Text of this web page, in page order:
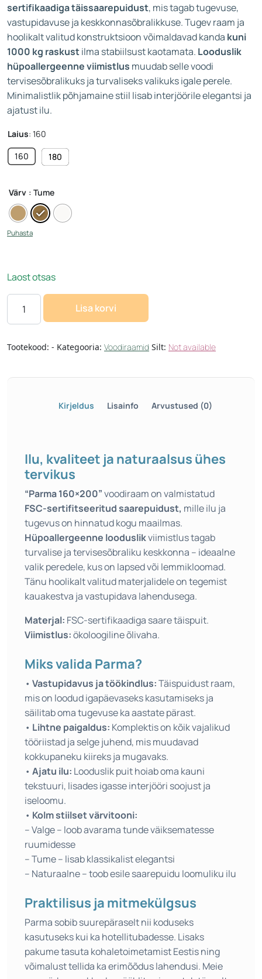
sertifikaadiga täissaarepuidust, mis tagab tugevuse,
vastupidavuse ja keskkonnasõbralikkuse. Tugev raam ja
hoolikalt valitud konstruktsioon võimaldavad kanda kuni
1000 kg raskustilma stabiilsust kaotamata. Looduslik
hüpoallergeenne viimistlus muudab selle voodi
tervisesõbralikuks ja turvaliseks valikuks igale perele.
Minimalistlik põhjamaine stiil lisab interjöörile elegantsi ja
ajatust ilu.
Laius: 160
160
180
Värv : Tume
Puhasta
Laost otsas
Lisa korvi
Tootekood: - Kategooria: Voodiraamid Silt: Not available
Kirjeldus Lisainfo Arvustused (0)
Ilu, kvaliteet ja naturaalsus ühes
tervikus
“Parma 160×200”voodiraam on valmistatud
FSC-sertifitseeritud saarepuidust, mille ilu ja
tugevus on hinnatud kogu maailmas.
Hüpoallergeenne looduslikviimistlus tagab
turvalise ja tervisesõbraliku keskkonna – ideaalne
valik peredele, kus on lapsed või lemmikloomad.
Tänu hoolikalt valitud materjalidele on tegemist
kauakestva ja vastupidava lahendusega.
Materjal: FSC-sertifikaadiga saare täispuit.
Viimistlus:ökoloogiline õlivaha.
Miks valida Parma?
• Vastupidavus ja töökindlus:Täispuidust raam,
mis on loodud igapäevaseks kasutamiseks ja
säilitab oma tugevuse ka aastate pärast.
• Lihtne paigaldus: Komplektis on kõik vajalikud
tööriistad ja selge juhend, mis muudavad
kokkupaneku kiireks ja mugavaks.
• Ajatu ilu: Looduslik puit hoiab oma kauni
tekstuuri, lisades igasse interjööri soojust ja
iseloomu.
• Kolm stiilset värvitooni:
– Valge – loob avarama tunde väiksematesse
ruumidesse
– Tume – lisab klassikalist elegantsi
– Naturaalne – toob esile saarepuidu loomuliku ilu
Praktilisus ja mitmekülgsus
Parma sobib suurepäraselt nii koduseks
kasutuseks kui ka hotellitubadesse. Lisaks
pakume tasuta kohaletoimetamist Eestis ning
võimalust tellida ka erimõõdus lahendusi. Meie